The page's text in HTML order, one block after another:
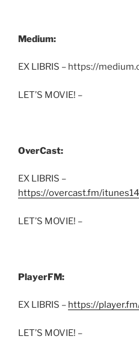
Medium:
EX LIBRIS – https://
LET’S MOVIE! –
OverCast:
EX LIBRIS –
https://overcast.fm/
LET’S MOVIE! –
PlayerFM:
EX LIBRIS – https://
LET’S MOVIE! –